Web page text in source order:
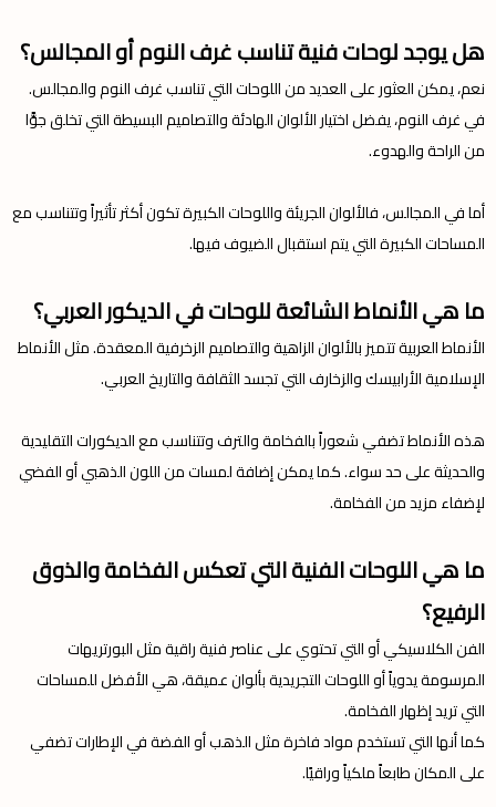
هل يوجد لوحات فنية تناسب غرف النوم أو المجالس؟
نعم، يمكن العثور على العديد من اللوحات التي تناسب غرف النوم والمجالس.
في غرف النوم، يفضل اختيار الألوان الهادئة والتصاميم البسيطة التي تخلق جوًّا
من الراحة والهدوء.
أما في المجالس، فالألوان الجريئة واللوحات الكبيرة تكون أكثر تأثيراً وتتناسب مع
المساحات الكبيرة التي يتم استقبال الضيوف فيها.
ما هي الأنماط الشائعة للوحات في الديكور العربي؟
الأنماط العربية تتميز بالألوان الزاهية والتصاميم الزخرفية المعقدة. مثل الأنماط
الإسلامية الأرابيسك والزخارف التي تجسد الثقافة والتاريخ العربي.
هذه الأنماط تضفي شعوراً بالفخامة والترف وتتناسب مع الديكورات التقليدية
والحديثة على حد سواء. كما يمكن إضافة لمسات من اللون الذهبي أو الفضي
لإضفاء مزيد من الفخامة.
ما هي اللوحات الفنية التي تعكس الفخامة والذوق
الرفيع؟
الفن الكلاسيكي أو التي تحتوي على عناصر فنية راقية مثل البورتريهات
المرسومة يدوياً أو اللوحات التجريدية بألوان عميقة، هي الأفضل للمساحات
التي تريد إظهار الفخامة.
كما أنها التي تستخدم مواد فاخرة مثل الذهب أو الفضة في الإطارات تضفي
على المكان طابعاً ملكياً وراقيًا.